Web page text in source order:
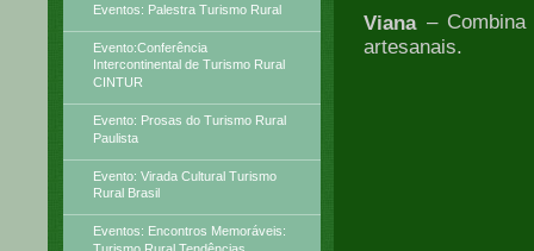
Eventos: Palestra Turismo Rural
Evento:Conferência
Intercontinental de Turismo Rural
CINTUR
Evento: Prosas do Turismo Rural
Paulista
Evento: Virada Cultural Turismo
Rural Brasil
Eventos: Encontros Memoráveis:
Viana– Combina
artesanais.